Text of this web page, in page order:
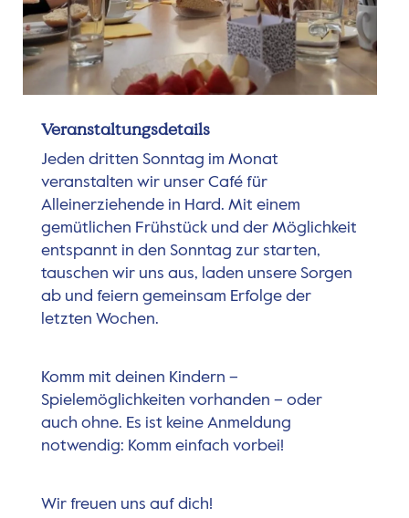
Veranstaltungsdetails
Jeden dritten Sonntag im Monat
veranstalten wir unser Café für
Alleinerziehende in Hard. Mit einem
gemütlichen Frühstück und der Möglichkeit
entspannt in den Sonntag zur starten,
tauschen wir uns aus, laden unsere Sorgen
ab und feiern gemeinsam Erfolge der
letzten Wochen.
Komm mit deinen Kindern –
Spielemöglichkeiten vorhanden – oder
auch ohne. Es ist keine Anmeldung
notwendig: Komm einfach vorbei!
Wir freuen uns auf dich!